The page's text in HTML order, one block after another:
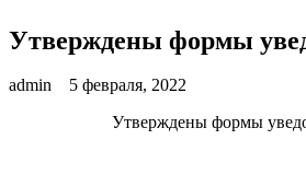
Утверждены формы
admin
5 февраля, 2022
Утверждены формы